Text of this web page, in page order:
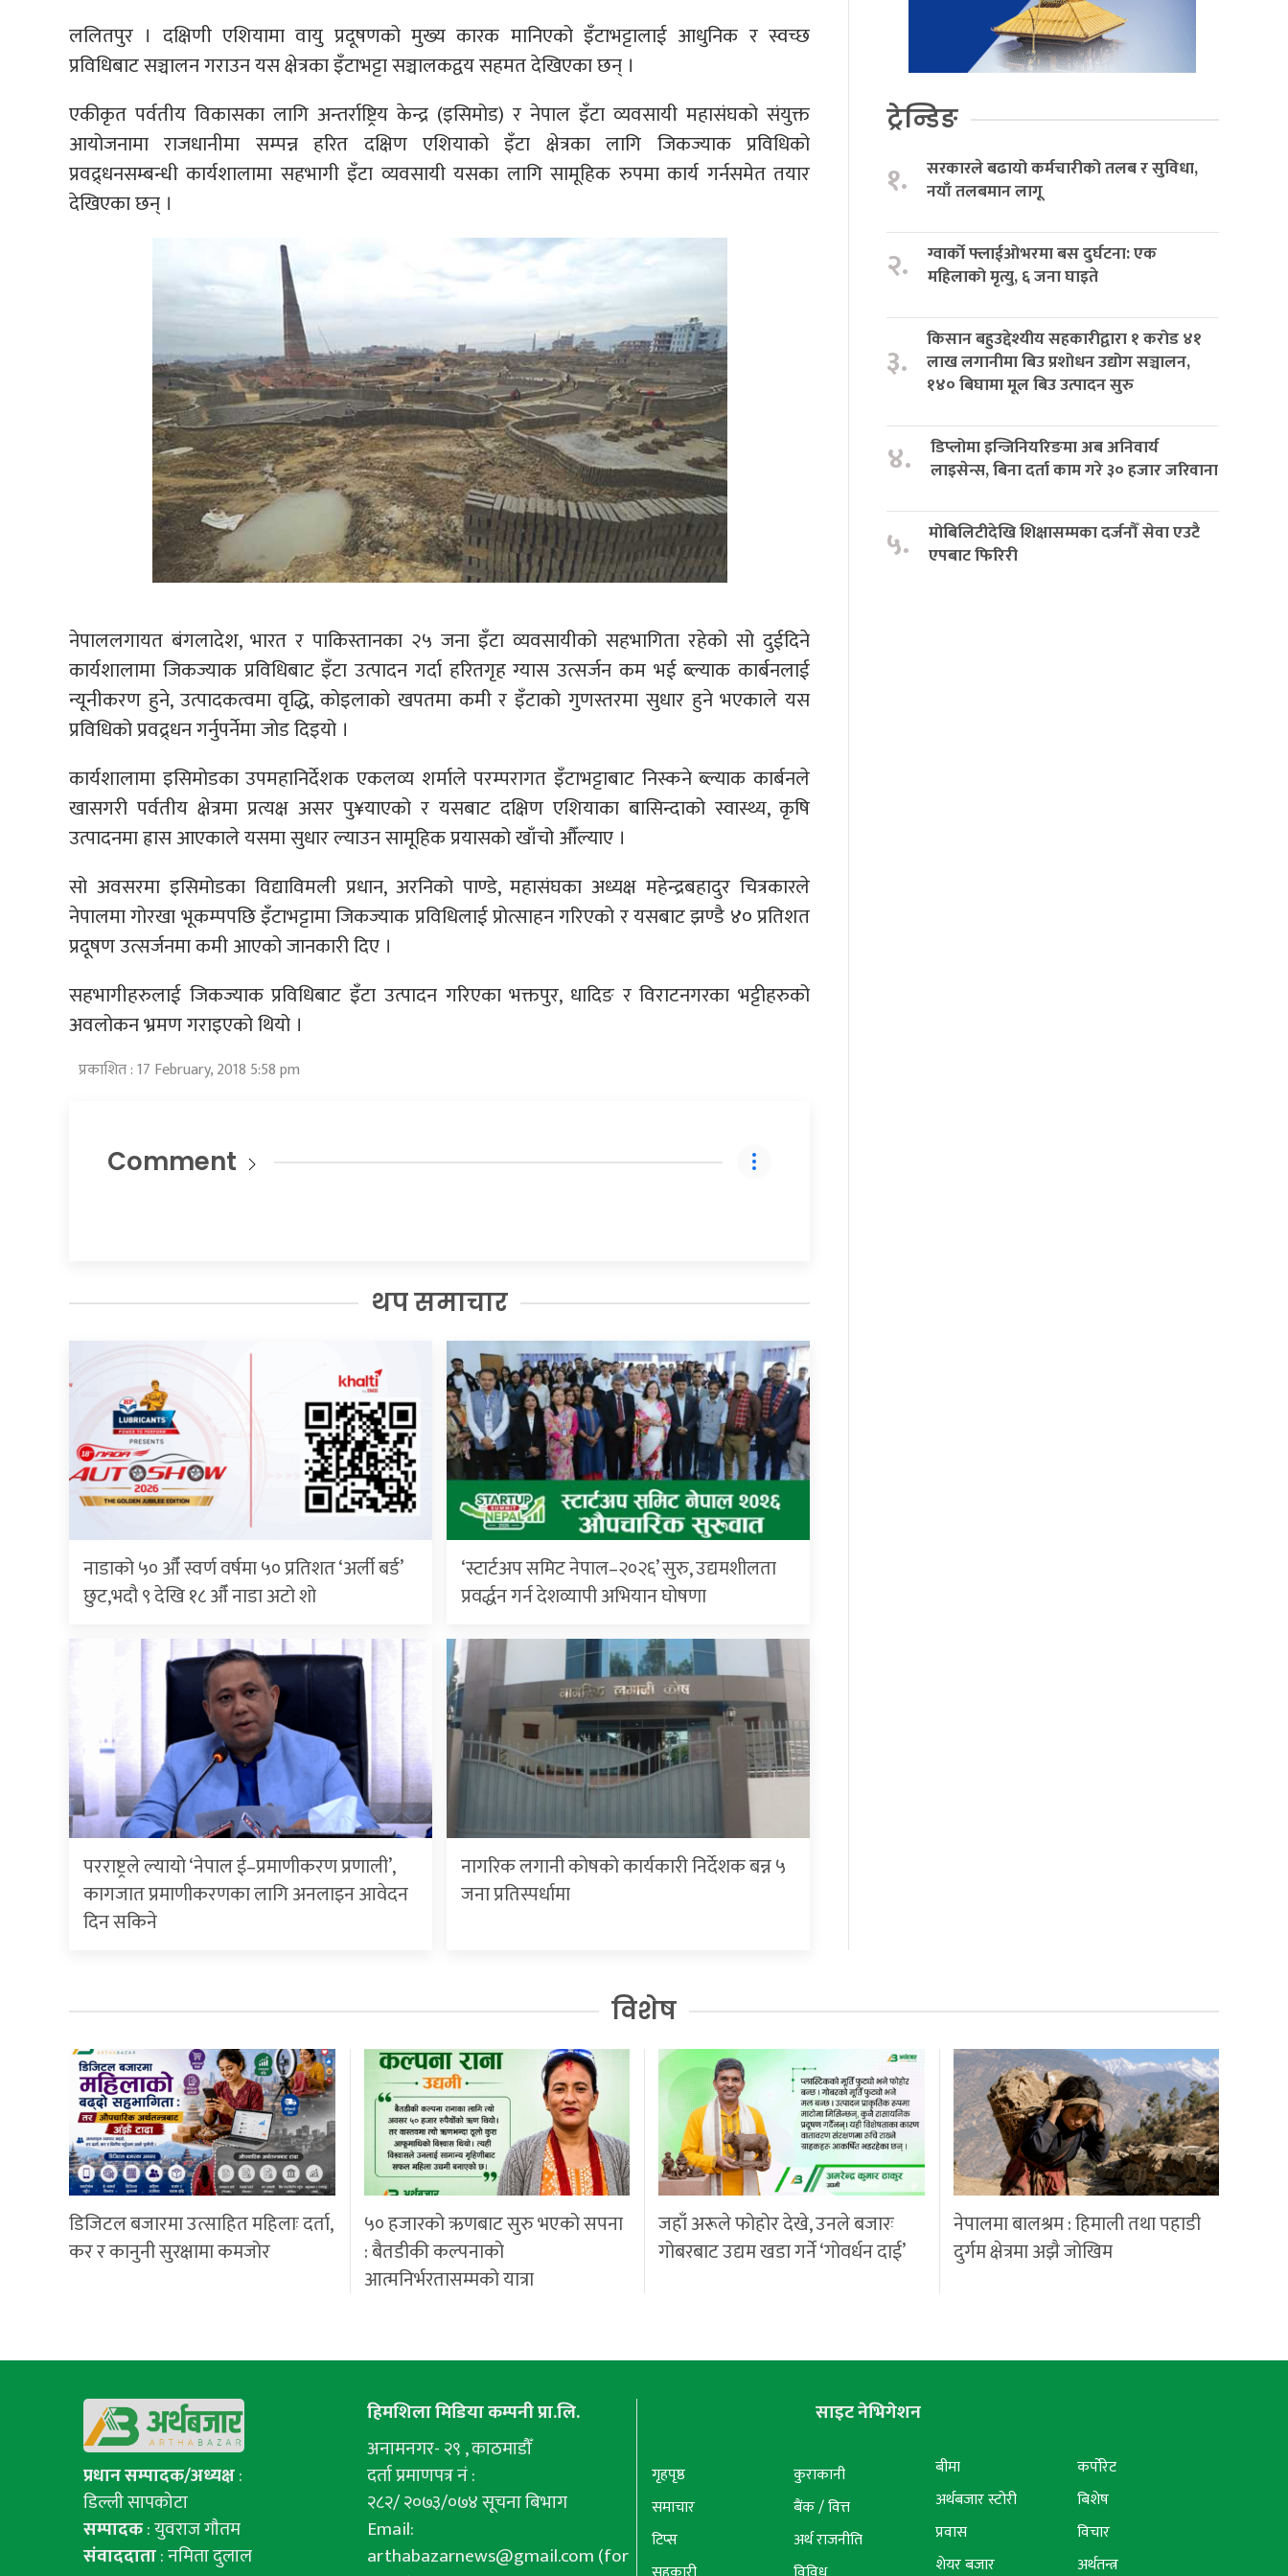
ललितपुर । दक्षिणी एशियामा वायु प्रदूषणको मुख्य कारक मानिएको इँटाभट्टालाई आधुनिक र स्वच्छ
प्रविधिबाट सञ्चालन गराउन यस क्षेत्रका इँटाभट्टा सञ्चालकद्वय सहमत देखिएका छन् ।
एकीकृत पर्वतीय विकासका लागि अन्तर्राष्ट्रिय केन्द्र (इसिमोड) र नेपाल इँटा व्यवसायी महासंघको संयुक्त
आयोजनामा राजधानीमा सम्पन्न हरित दक्षिण एशियाको इँटा क्षेत्रका लागि जिकज्याक प्रविधिको
प्रवद्र्धनसम्बन्धी कार्यशालामा सहभागी इँटा व्यवसायी यसका लागि सामूहिक रुपमा कार्य गर्नसमेत तयार
देखिएका छन् ।
नेपाललगायत बंगलादेश, भारत र पाकिस्तानका २५ जना इँटा व्यवसायीको सहभागिता रहेको सो दुईदिने
कार्यशालामा जिकज्याक प्रविधिबाट इँटा उत्पादन गर्दा हरितगृह ग्यास उत्सर्जन कम भई ब्ल्याक कार्बनलाई
न्यूनीकरण हुने, उत्पादकत्वमा वृद्धि, कोइलाको खपतमा कमी र इँटाको गुणस्तरमा सुधार हुने भएकाले यस
प्रविधिको प्रवद्र्धन गर्नुपर्नेमा जोड दिइयो ।
कार्यशालामा इसिमोडका उपमहानिर्देशक एकलव्य शर्माले परम्परागत इँटाभट्टाबाट निस्कने ब्ल्याक कार्बनले
खासगरी पर्वतीय क्षेत्रमा प्रत्यक्ष असर पु¥याएको र यसबाट दक्षिण एशियाका बासिन्दाको स्वास्थ्य, कृषि
उत्पादनमा ह्रास आएकाले यसमा सुधार ल्याउन सामूहिक प्रयासको खाँचो औँल्याए ।
सो अवसरमा इसिमोडका विद्याविमली प्रधान, अरनिको पाण्डे, महासंघका अध्यक्ष महेन्द्रबहादुर चित्रकारले
नेपालमा गोरखा भूकम्पपछि इँटाभट्टामा जिकज्याक प्रविधिलाई प्रोत्साहन गरिएको र यसबाट झण्डै ४० प्रतिशत
प्रदूषण उत्सर्जनमा कमी आएको जानकारी दिए ।
सहभागीहरुलाई जिकज्याक प्रविधिबाट इँटा उत्पादन गरिएका भक्तपुर, धादिङ र विराटनगरका भट्टीहरुको
अवलोकन भ्रमण गराइएको थियो ।
प्रकाशित : 17 February, 2018 5:58 pm
Comment
थप समाचार
नाडाको ५० औँ स्वर्ण वर्षमा ५० प्रतिशत ‘अर्ली बर्ड’
छुट,भदौ ९ देखि १८ औँ नाडा अटो शो
‘स्टार्टअप समिट नेपाल–२०२६’ सुरु, उद्यमशीलता
प्रवर्द्धन गर्न देशव्यापी अभियान घोषणा
परराष्ट्रले ल्यायो ‘नेपाल ई–प्रमाणीकरण प्रणाली’,
कागजात प्रमाणीकरणका लागि अनलाइन आवेदन
दिन सकिने
नागरिक लगानी कोषको कार्यकारी निर्देशक बन्न ५
जना प्रतिस्पर्धामा
ट्रेन्डिङ
१.
सरकारले बढायो कर्मचारीको तलब र सुविधा,
नयाँ तलबमान लागू
२.
ग्वार्को फ्लाईओभरमा बस दुर्घटना: एक
महिलाको मृत्यु, ६ जना घाइते
३.
किसान बहुउद्देश्यीय सहकारीद्वारा १ करोड ४१
लाख लगानीमा बिउ प्रशोधन उद्योग सञ्चालन,
१४० बिघामा मूल बिउ उत्पादन सुरु
४.
डिप्लोमा इन्जिनियरिङमा अब अनिवार्य
लाइसेन्स, बिना दर्ता काम गरे ३० हजार जरिवाना
५.
मोबिलिटीदेखि शिक्षासम्मका दर्जनौँ सेवा एउटै
एपबाट फिरिरी
विशेष
डिजिटल बजारमा उत्साहित महिलाः दर्ता,
कर र कानुनी सुरक्षामा कमजोर
५० हजारको ऋणबाट सुरु भएको सपना
: बैतडीकी कल्पनाको
आत्मनिर्भरतासम्मको यात्रा
जहाँ अरूले फोहोर देखे, उनले बजारः
गोबरबाट उद्यम खडा गर्ने ‘गोवर्धन दाई’
नेपालमा बालश्रम : हिमाली तथा पहाडी
दुर्गम क्षेत्रमा अझै जोखिम
प्रधान सम्पादक/अध्यक्ष:
डिल्ली सापकोटा
सम्पादक: युवराज गाैतम
संवाददाता: नमिता दुलाल
हिमशिला मिडिया कम्पनी प्रा.लि.
अनामनगर- २९ , काठमाडौँ
दर्ता प्रमाणपत्र नं :
२८२/ २०७३/०७४ सूचना बिभाग
Email:
arthabazarnews@gmail.com(for
साइट नेभिगेशन
गृहपृष्ठ
समाचार
टिप्स
कुराकानी
बैंक / वित्त
अर्थ राजनीति
बीमा
अर्थबजार स्टोरी
प्रवास
शेयर बजार
कर्पोरेट
बिशेष
विचार
अर्थतन्त्र